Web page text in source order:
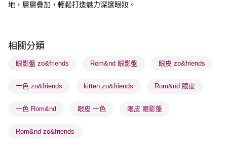
每筆HK$65.00，滿HK$300.00或以上免運費
每筆HK$65.00，滿HK$300.00或以上免運費
確認發貨後1-3 工作天送達，訂單將隨機分配至SF順豐速運或京東
每筆HK$65.00，滿HK$300.00或以上免運費
(香港門市) 只顯示可選門市。確認發貨後2-5個工作天到店，3天內
每筆HK$20.00，滿HK$100.00或以上免運費
地，層層疊加，輕鬆打造魅力深邃眼妝。
相關分類
眼影盤 zo&friends Rom&nd 眼影盤 眼皮 zo&friends
十色 zo&friends kitten zo&friends Rom&nd 眼皮
十色 Rom&nd 眼皮 十色 眼皮 眼影盤
Rom&nd zo&friends